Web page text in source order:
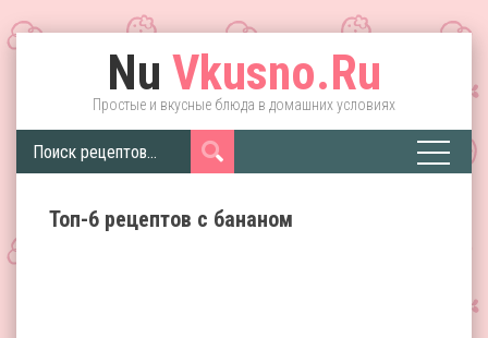
Nu Vkusno.Ru
Простые и вкусные блюда в домашних условиях
Топ-6 рецептов с бананом